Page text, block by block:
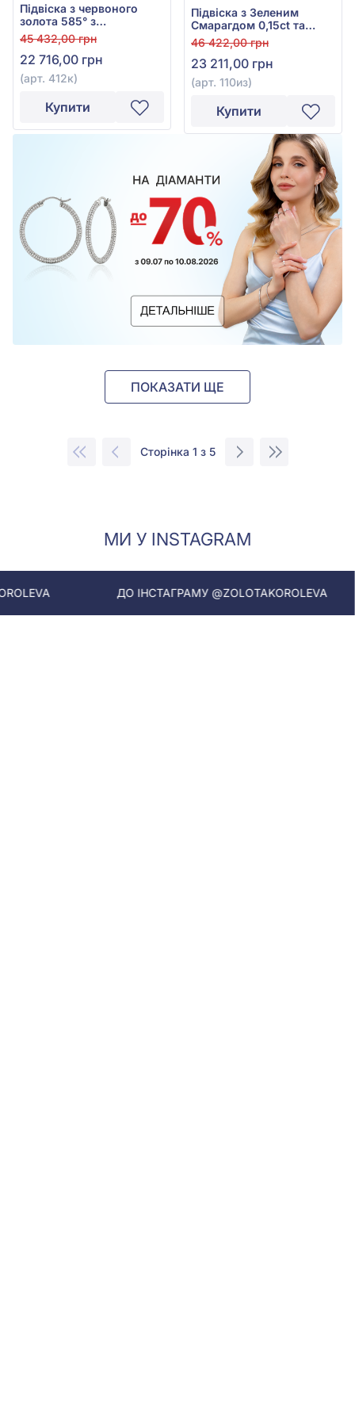
Підвіска з червоного
золота 585° з
коричневим діамантом
0,105ct, арт. 412к
45 432,00 грн
22 716,00 грн
(арт. 412к)
Купити
Підвіска з Зеленим
Смарагдом 0,15ct та
Діамантом 0,124ct із
червоно-білого золота
585°, арт. 110из
46 422,00 грн
23 211,00 грн
(арт. 110из)
Купити
ПОКАЗАТИ ЩЕ
Сторінка 1 з 5
МИ У INSTAGRAM
ДО ІНСТАГРАМУ @ZOLOTAKOROLEVA ДО